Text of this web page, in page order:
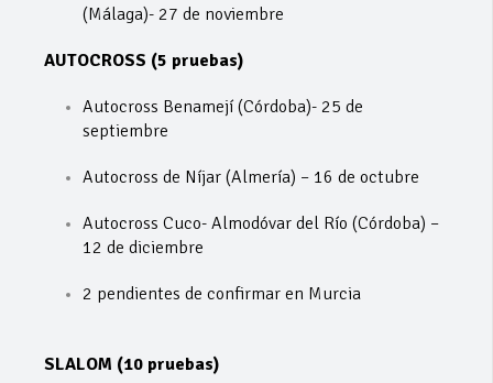
(Málaga)- 27 de noviembre
AUTOCROSS (5 pruebas)
Autocross Benamejí (Córdoba)- 25 de
septiembre
Autocross de Níjar (Almería) – 16 de octubre
Autocross Cuco- Almodóvar del Río (Córdoba) –
12 de diciembre
2 pendientes de confirmar en Murcia
SLALOM (10 pruebas)